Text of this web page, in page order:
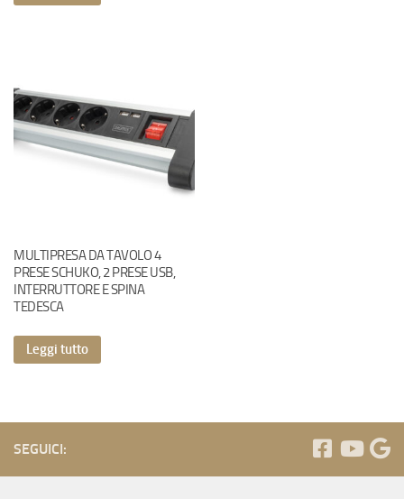
MULTIPRESA DA TAVOLO 4
PRESE SCHUKO, 2 PRESE USB,
INTERRUTTORE E SPINA
TEDESCA
Leggi tutto
SEGUICI: